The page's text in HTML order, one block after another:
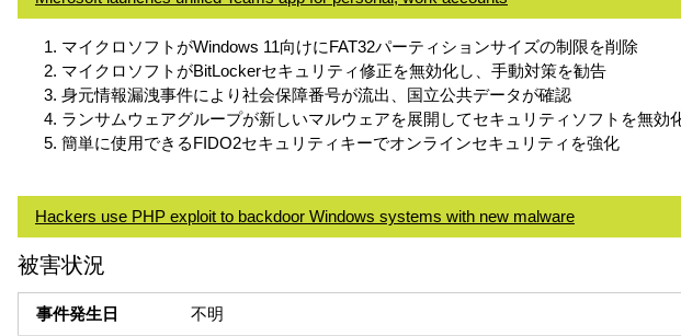
マイクロソフトがWindows 11向けにFAT32パーティションサイズの制限を削除
マイクロソフトがBitLockerセキュリティ修正を無効化し、手動対策を勧告
身元情報漏洩事件により社会保障番号が流出、国立公共データが確認
ランサムウェアグループが新しいマルウェアを展開してセキュリティソフトを無効
簡単に使用できるFIDO2セキュリティキーでオンラインセキュリティを強化
Hackers use PHP exploit to backdoor Windows systems with new malware
被害状況
事件発生日 不明